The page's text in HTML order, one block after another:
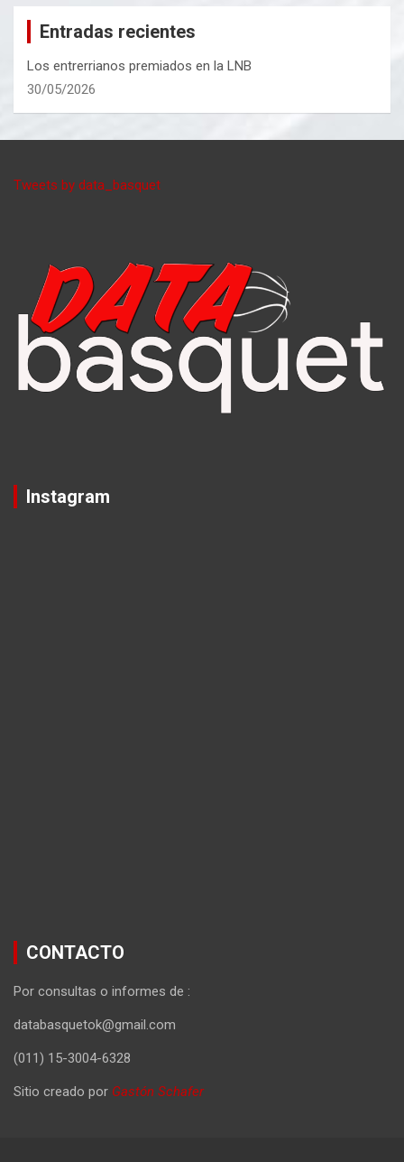
Entradas recientes
Los entrerrianos premiados en la LNB
30/05/2026
Tweets by data_basquet
Instagram
CONTACTO
Por consultas o informes de :
databasquetok@gmail.com
(011) 15-3004-6328
Sitio creado por Gastón Schafer